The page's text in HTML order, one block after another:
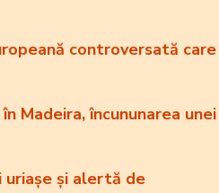
controversată care
Madeira, încununarea unei
uriașe și alertă de